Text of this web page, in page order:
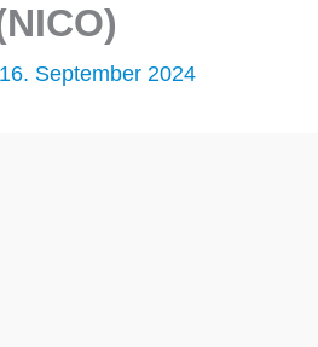
16. September 2024